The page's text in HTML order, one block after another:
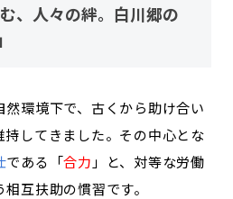
、人々の絆。白川郷の
環境下で、古くから助け合い
持してきました。その中心とな
である「合力 」と、対等な労働
相互扶助の慣習です。